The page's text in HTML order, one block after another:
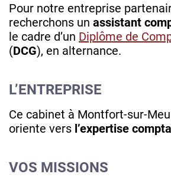
Pour notre entreprise
recherchons un assistant
le cadre d’un Diplôme de
(DCG), en alternance.
L’ENTREPRISE
Ce cabinet à Montfort-sur-
oriente vers l’expertise
VOS MISSIONS